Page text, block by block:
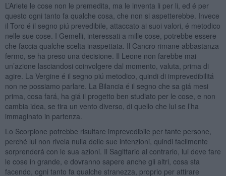
L’Ariete le cose non le premedita, ma le inventa li per li, ed é per
questo ogni tanto fa qualche cosa, che non si aspetterebbe. Invece
il Toro é il segno piú prevedibile, attaccato ai suoi valori, é metodico
nelle sue cose. I Gemelli, interessati a mille cose, potrebbe essere
che faccia qualche scelta inaspettata. Il Cancro rimane abbastanza
fermo, se ha preso una decisione. Il Leone non farebbe mai
un’azione lasciandosi coinvolgere dal momento, valuta, prima di
agire. La Vergine é il segno piú metodico, quindi di imprevedibilitá
non ne possiamo parlare. La Bilancia é il segno che sa giá mesi
prima, cosa fará, ha giá il progetto ben studiato per le cose, e non
cambia idea, se tira un vento diverso, di quello che lui se l’ha
immaginato in partenza.
Lo Scorpione potrebbe risultare imprevedibile per tante persone,
perché lui non rivela nulla delle sue intenzioni, quindi facilmente
sorprenderá con le sua azioni. Il Sagittario al contrario, lui deve fare
le cose in grande, e dovranno sapere anche gli altri, cosa sta
facendo, ogni tanto fa qualche stranezza, proprio per attirare